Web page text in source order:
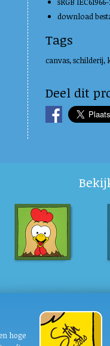
download
Tags
canvas,
Deel dit
hoge